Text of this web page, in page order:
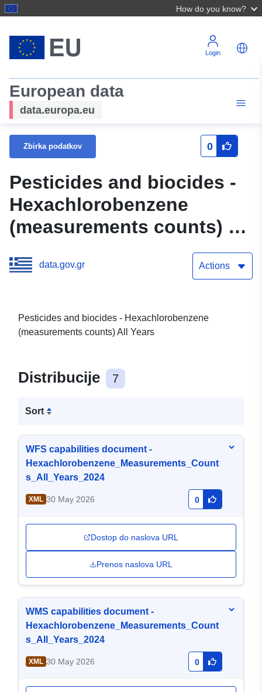
How do you know?
Login
European data
data.europa.eu
Zbirka podatkov 0
Pesticides and biocides -
Hexachlorobenzene
(measurements counts) All
data.gov.gr Actions
Pesticides and biocides - Hexachlorobenzene
(measurements counts) All Years
Distribucije 7
Sort
WFS capabilities document -
Hexachlorobenzene_Measurements_Count
s_All_Years_2024
XML 30 May 2026 0
Dostop do naslova URL
Prenos naslova URL
WMS capabilities document -
Hexachlorobenzene_Measurements_Count
s_All_Years_2024
XML 30 May 2026 0